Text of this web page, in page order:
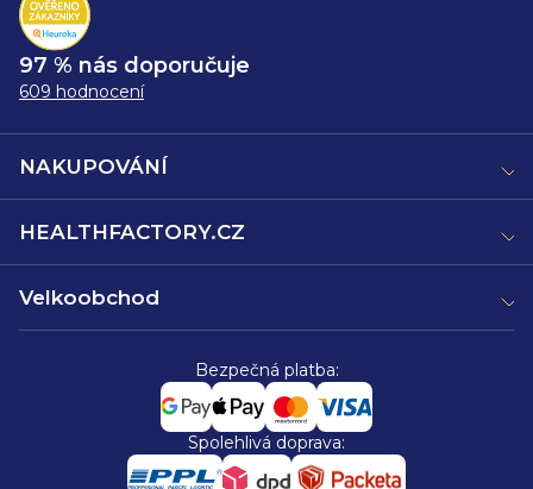
97 % nás doporučuje
609 hodnocení
NAKUPOVÁNÍ
HEALTHFACTORY.CZ
Velkoobchod
Bezpečná platba:
Spolehlivá doprava: